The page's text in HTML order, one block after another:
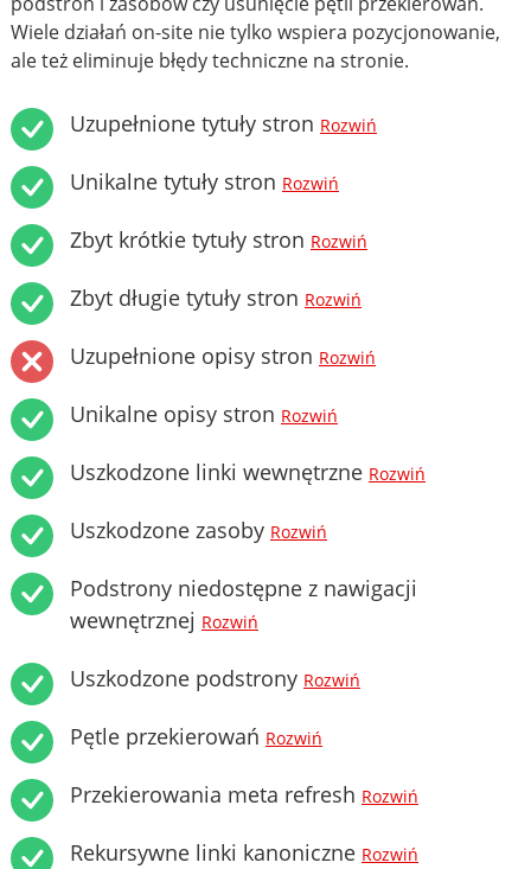
Wiele działań on-site nie tylko wspiera pozycjonowanie,
ale też eliminuje błędy techniczne na stronie.
Uzupełnione tytuły stron Rozwiń
Unikalne tytuły stron Rozwiń
Zbyt krótkie tytuły stron Rozwiń
Zbyt długie tytuły stron Rozwiń
Uzupełnione opisy stron Rozwiń
Unikalne opisy stron Rozwiń
Uszkodzone linki wewnętrzne Rozwiń
Uszkodzone zasoby Rozwiń
Podstrony niedostępne z nawigacji
wewnętrznej Rozwiń
Uszkodzone podstrony Rozwiń
Pętle przekierowań Rozwiń
Przekierowania meta refresh Rozwiń
Rekursywne linki kanoniczne Rozwiń